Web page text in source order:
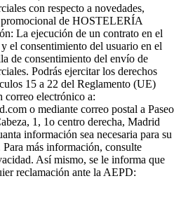
con respecto a novedades,
de HOSTELERÍA
La ejecución de un contrato en el
el consentimiento del usuario en el
de consentimiento del envío de
Podrás ejercitar los derechos
15 a 22 del Reglamento (UE)
correo electrónico a:
o mediante correo postal a Paseo
1, 1o centro derecha, Madrid
información sea necesaria para su
más información, consulte
Así mismo, se le informa que
reclamación ante la AEPD: